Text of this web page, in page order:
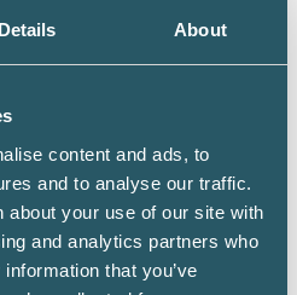
Details About
content and ads, to
and to analyse our traffic.
about your use of our site with
and analytics partners who
that you’ve
lösenord som du har på